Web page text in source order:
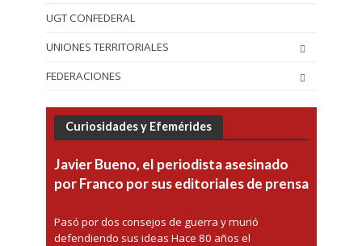
UGT CONFEDERAL
UNIONES TERRITORIALES
FEDERACIONES
Curiosidades y Efemérides
Javier Bueno, el periodista asesinado
por Franco por sus editoriales de prensa
Pasó por dos consejos de guerra y murió
defendiendo sus ideas Hace 80 años el